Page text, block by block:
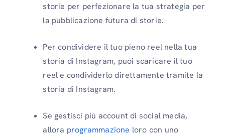
storie per perfezionare la tua strategia per
la pubblicazione futura di storie.
Per condividere il tuo pieno reel nella tua
storia di Instagram, puoi scaricare il tuo
reel e condividerlo direttamente tramite la
storia di Instagram.
Se gestisci più account di social media,
allora programmazione loro con uno